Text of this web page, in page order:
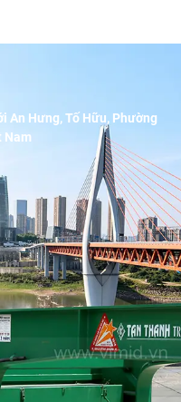
An Hưng, Tố Hữu, Phường
Nam